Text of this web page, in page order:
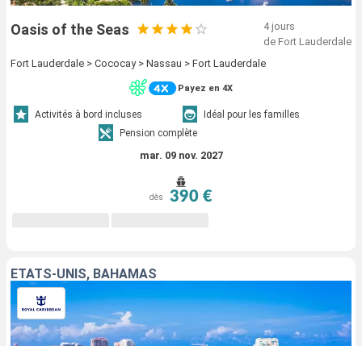
Oasis of the Seas
4 jours
de Fort Lauderdale
Fort Lauderdale > Cococay > Nassau > Fort Lauderdale
Payez en 4X
Activités à bord incluses
Idéal pour les familles
Pension complète
mar. 09 nov. 2027
dès 390 €
ÉTATS-UNIS, BAHAMAS